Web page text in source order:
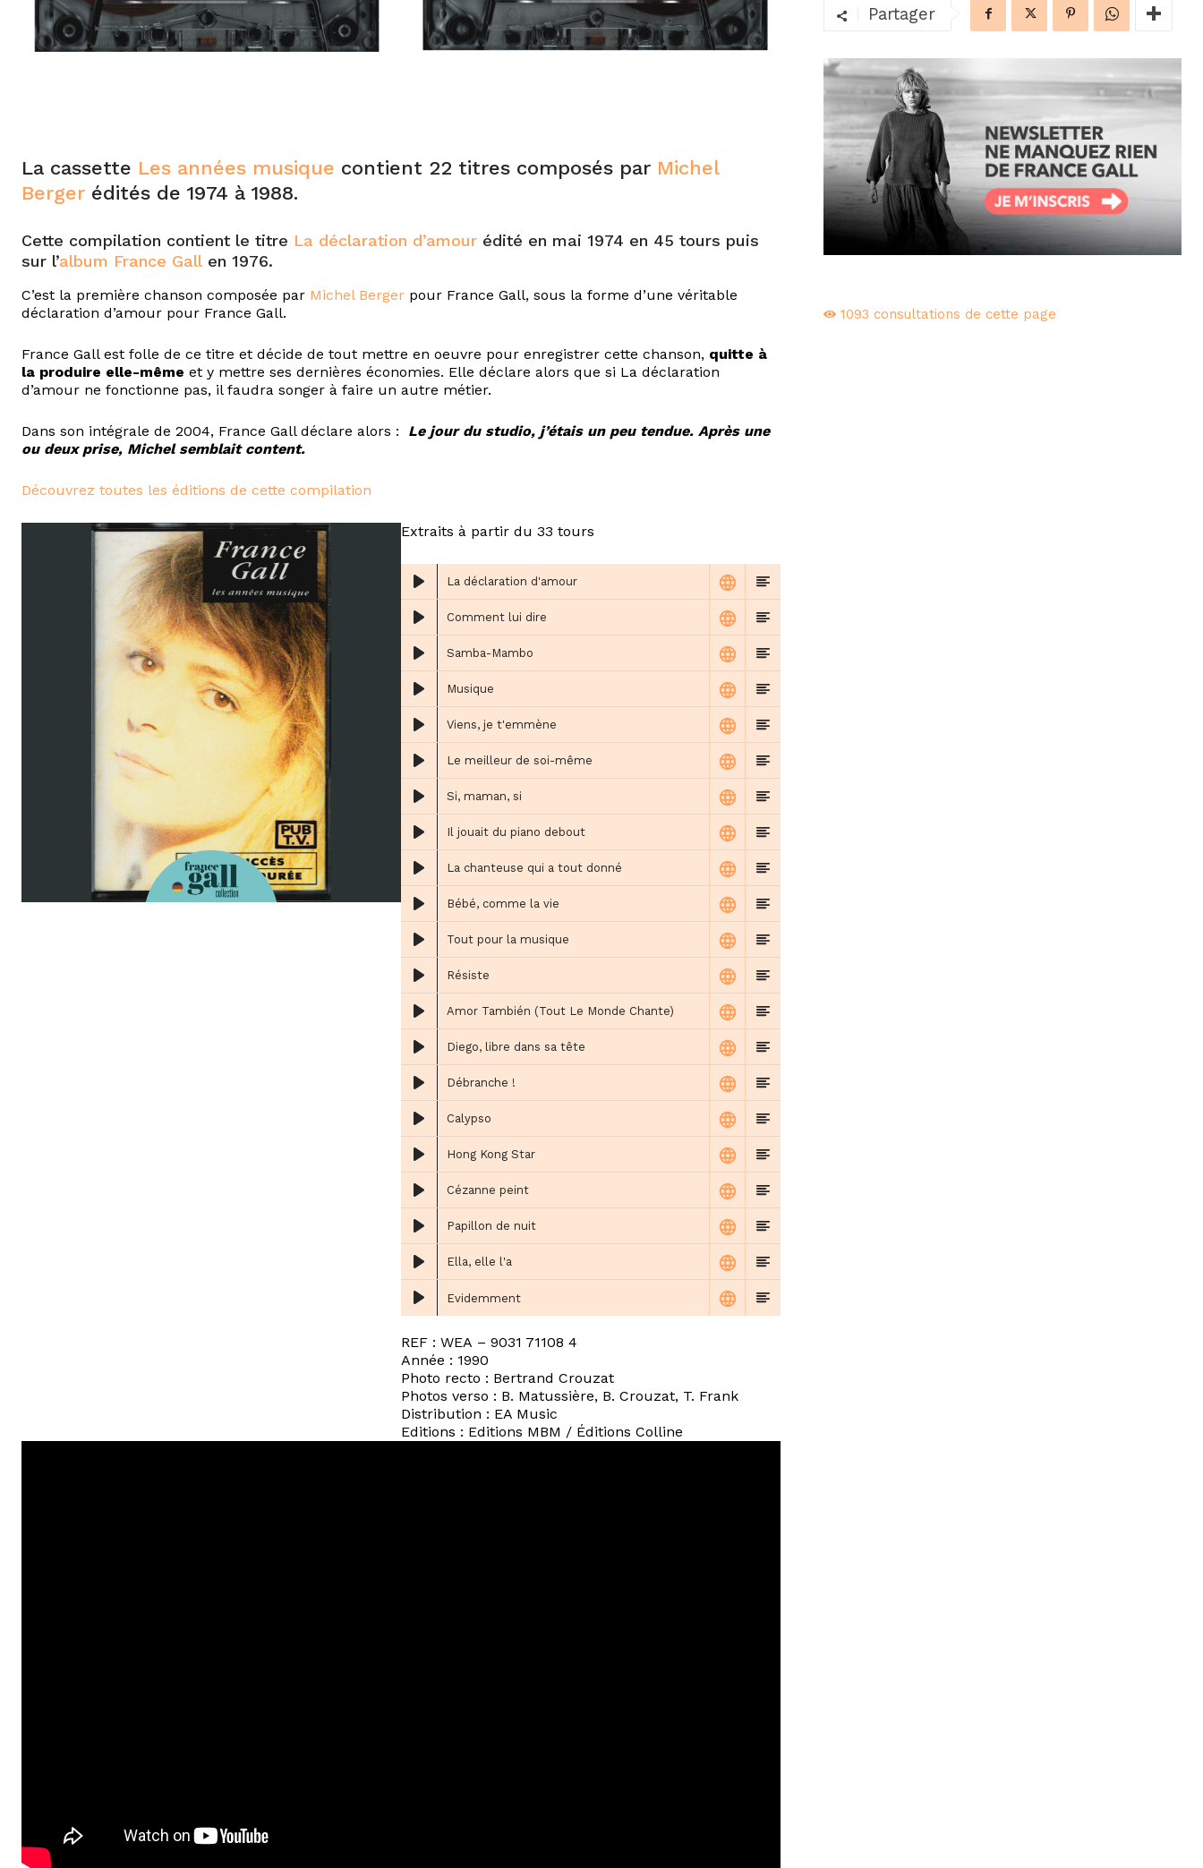
La cassette Les années musique contient 22 titres composés par Michel
Berger édités de 1974 à 1988.
Cette compilation contient le titre La déclaration d’amour édité en mai 1974 en 45 tours puis
sur l’album France Gall en 1976.
C’est la première chanson composée par Michel Berger pour France Gall, sous la forme d’une véritable
déclaration d’amour pour France Gall.
France Gall est folle de ce titre et décide de tout mettre en oeuvre pour enregistrer cette chanson, quitte à
la produire elle-même et y mettre ses dernières économies. Elle déclare alors que si La déclaration
d’amour ne fonctionne pas, il faudra songer à faire un autre métier.
Dans son intégrale de 2004, France Gall déclare alors : Le jour du studio, j’étais un peu tendue. Après une
ou deux prise, Michel semblait content.
Découvrez toutes les éditions de cette compilation
Extraits à partir du 33 tours
La déclaration d'amour
Comment lui dire
Samba-Mambo
Musique
Viens, je t'emmène
Le meilleur de soi-même
Si, maman, si
Il jouait du piano debout
La chanteuse qui a tout donné
Bébé, comme la vie
Tout pour la musique
Résiste
Amor También (Tout Le Monde Chante)
Diego, libre dans sa tête
Débranche !
Calypso
Hong Kong Star
Cézanne peint
Papillon de nuit
Ella, elle l'a
Evidemment
REF : WEA ‎– 9031 71108 4
Année : 1990
Photo recto : Bertrand Crouzat
Photos verso : B. Matussière, B. Crouzat, T. Frank
Distribution : EA Music
Editions : Editions MBM / Éditions Colline
Partager
1093 consultations de cette page